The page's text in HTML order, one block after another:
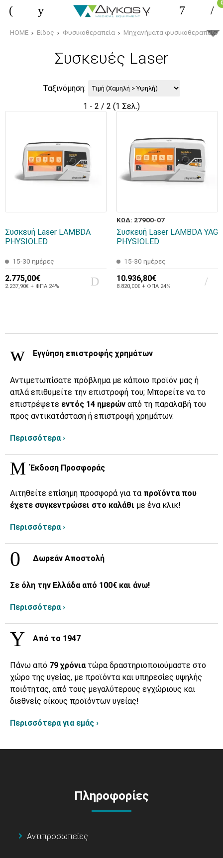
0
HOME Είδος Φυσικοθεραπεία Μηχανήματα φυσικοθεραπείας
Συσκευές Laser
Ταξινόμηση:
1 - 2 / 2 (1 Σελ.)
Συσκευή Laser LAMBDA
PHYSIOLED
15-30 ημέρες
2.775,00€
2.237,90€ + ΦΠΑ 24%
ΚΩΔ: 27900-07
Συσκευή Laser LAMBDA YAG
PHYSIOLED
15-30 ημέρες
10.936,80€
8.820,00€ + ΦΠΑ 24%
Εγγύηση επιστροφής χρημάτων
Αντιμετωπίσατε πρόβλημα με κάποιο προϊόν μας ή
απλά επιθυμείτε την επιστροφή του; Μπορείτε να το
επιστρέψετε εντός 14 ημερών από τη παραλαβή του
προς αντικατάσταση ή επιστροφή χρημάτων.
Περισσότερα ›
Έκδοση Προσφοράς
Αιτηθείτε επίσημη προσφορά για τα προϊόντα που
έχετε συγκεντρώσει στο καλάθι με ένα κλικ!
Περισσότερα ›
Δωρεάν Αποστολή
Σε όλη την Ελλάδα από 100€ και άνω!
Περισσότερα ›
Από το 1947
Πάνω από 79 χρόνια τώρα δραστηριοποιούμαστε στο
χώρο της υγείας, με προϊόντα και υπηρεσίες υψηλής
ποιότητας, από τους μεγαλύτερους εγχώριους και
διεθνείς οίκους προϊόντων υγείας!
Περισσότερα για εμάς ›
Πληροφορίες
Αντιπροσωπείες